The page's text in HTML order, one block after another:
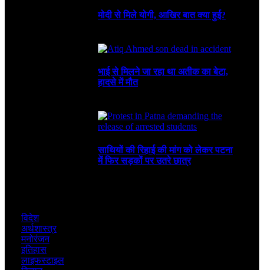
मोदी से मिले योगी, आखिर बात क्या हुई?
भाई से मिलने जा रहा था अतीक का बेटा,
हादसे में मौत
साथियों की रिहाई की मांग को लेकर पटना
में फिर सड़कों पर उतरे छात्र
विदेश
अर्थशास्त्र
मनोरंजन
इतिहास
लाइफस्टाइल